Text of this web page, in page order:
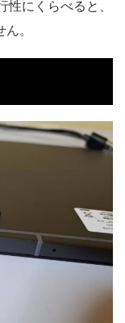
にくらべると、
。